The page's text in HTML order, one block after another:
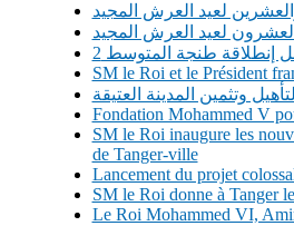
لعيد العرش المجيد
لعيد العرش المجيد
إنطلاقة طنجة المتوسط 2
SM le Roi et le Président
وتثمين المدينة العتيقة
Fondation Mohammed V
SM le Roi inaugure les
de Tanger-ville
Lancement du projet
SM le Roi donne à Tanger
Le Roi Mohammed VI,